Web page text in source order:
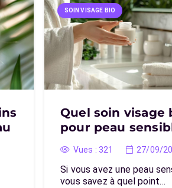
SOIN VISAGE BIO
Quel soin visage
pour peau
Vues : 321 27/09/
Si vous avez une peau
vous savez à quel point…